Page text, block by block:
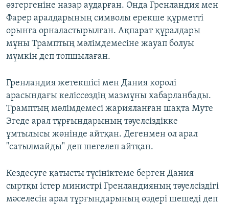
өзгергеніне назар аударған. Онда Гренландия мен
Фарер аралдарының символы ерекше құрметті
орынға орналастырылған. Ақпарат құралдары
мұны Трамптың мәлімдемесіне жауап болуы
мүмкін деп топшылаған.
Гренландия жетекшісі мен Дания королі
арасындағы келіссөздің мазмұны хабарланбады.
Трамптың мәлімдемесі жарияланған шақта Муте
Эгеде арал тұрғындарының тәуелсіздікке
ұмтылысы жөнінде айтқан. Дегенмен ол арал
"сатылмайды" деп шегелеп айтқан.
Кездесуге қатысты түсініктеме берген Дания
сыртқы істер министрі Гренландияның тәуелсіздігі
мәселесін арал тұрғындарының өздері шешеді деп